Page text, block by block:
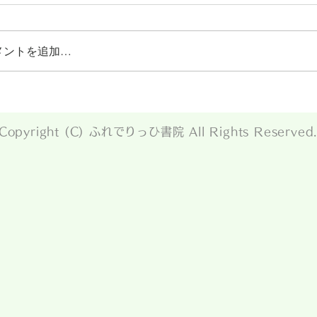
ントを追加…
(C) ふれでりっひ書院 All Rights Reserved.